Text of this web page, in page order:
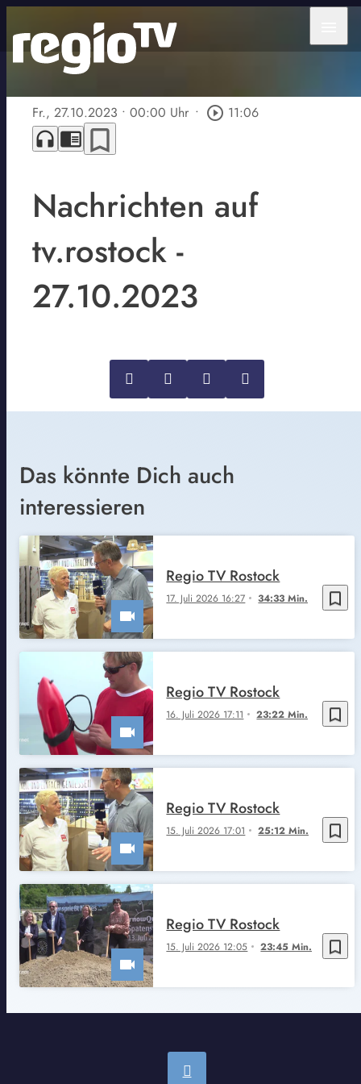
Fr., 27.10.2023 • 00:00 Uhr • play_circle_outline 11:06
headphones chrome_reader_mode bookmark_border
Nachrichten auf
tv.rostock -
27.10.2023
Das könnte Dich auch
interessieren
bookmark_border
17. Juli 2026 16:27 34:33 Min.
Regio TV Rostock
bookmark_border
16. Juli 2026 17:11 23:22 Min.
Regio TV Rostock
bookmark_border
15. Juli 2026 17:01 25:12 Min.
Regio TV Rostock
bookmark_border
15. Juli 2026 12:05 23:45 Min.
Regio TV Rostock